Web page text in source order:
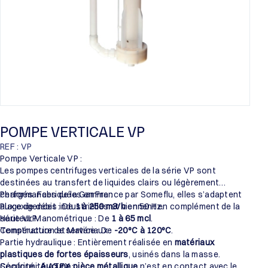
POMPE VERTICALE VP
REF : VP
Pompe Verticale VP :
Les pompes centrifuges verticales de la série VP sont
destinées au transfert de liquides clairs ou légèrement
chargés. Fabriquées en France par Someflu, elles s’adaptent
aux exigences industrielles et viennent en complément de la
série VLP.
Performances de la Gamme :
Plage de débit : De1 à 250 m3/hen 50 Hz.
Hauteur Manométrique : De 1 à 65 mcl.
Température de service : De -20°C à 120°C.
Construction et Matériaux :
Partie hydraulique : Entièrement réalisée en matériaux
plastiques de fortes épaisseurs, usinés dans la masse.